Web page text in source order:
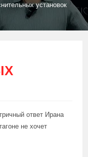
установок
ответ Ирана
не хочет